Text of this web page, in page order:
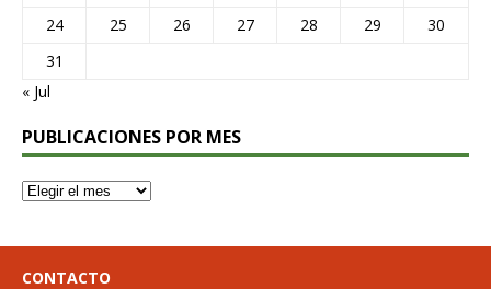
24
25 26 27 28 29
30
31
« Jul
PUBLICACIONES POR MES
CONTACTO